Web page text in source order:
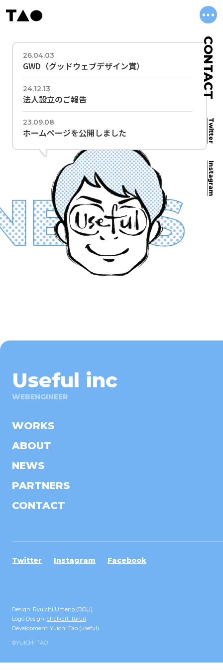
CONTACT
Twitter
Instagram
26.04.03
GWD（グッドウェブデザイン賞）
24.12.13
法人設立のご報告
23.09.08
ホームページを公開しました
Useful inc
WEBENGINEER
WORKS
ABOUT
NEWS
PARTNERS
CONTACT
Twitter Instagram Facebook
Design: Ryuichi Umeno (DOU)
Logo Design: chalkart_tururi
Development: Yuichi Tao (useful)
©YUICHI TAO︎